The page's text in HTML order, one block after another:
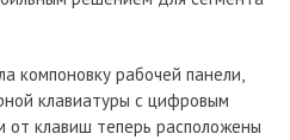
компоновку рабочей панели,
клавиатуры с цифровым
от клавиш теперь расположены